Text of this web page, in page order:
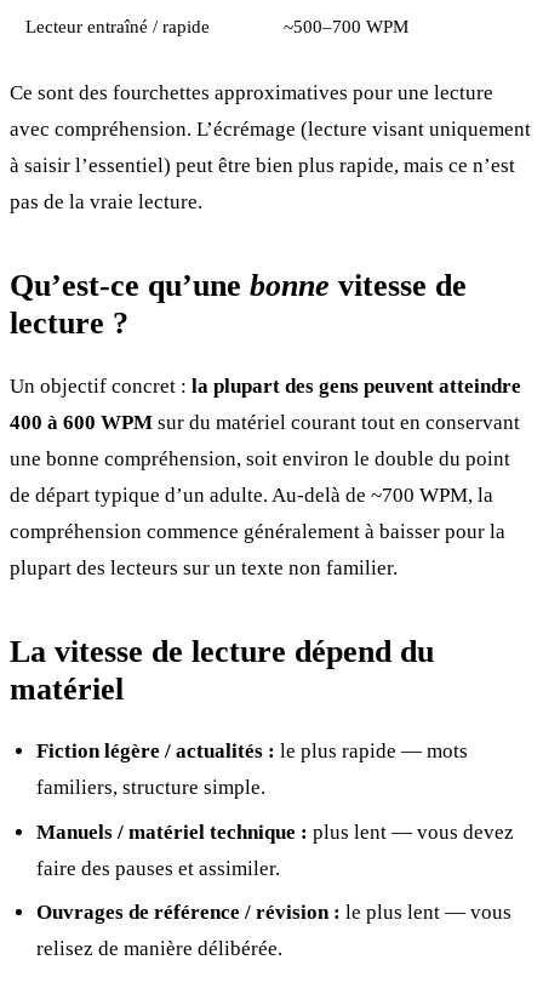
Lecteur entraîné / rapide ~500–700 WPM
Ce sont des fourchettes approximatives pour une lecture
avec compréhension. L’écrémage (lecture visant uniquement
à saisir l’essentiel) peut être bien plus rapide, mais ce n’est
pas de la vraie lecture.
Qu’est-ce qu’une bonne vitesse de
lecture ?
Un objectif concret : la plupart des gens peuvent atteindre
400 à 600 WPM sur du matériel courant tout en conservant
une bonne compréhension, soit environ le double du point
de départ typique d’un adulte. Au-delà de ~700 WPM, la
compréhension commence généralement à baisser pour la
plupart des lecteurs sur un texte non familier.
La vitesse de lecture dépend du
matériel
Fiction légère / actualités : le plus rapide — mots
familiers, structure simple.
Manuels / matériel technique : plus lent — vous devez
faire des pauses et assimiler.
Ouvrages de référence / révision : le plus lent — vous
relisez de manière délibérée.